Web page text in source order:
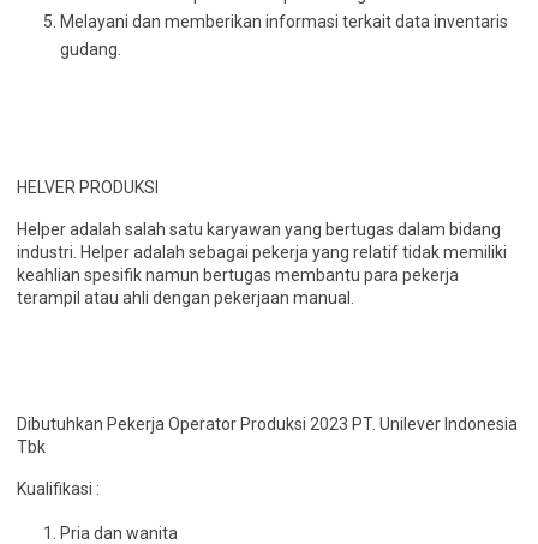
Melayani dan memberikan informasi terkait data inventaris
gudang.
HELVER PRODUKSI
Helper adalah salah satu karyawan yang bertugas dalam bidang
industri. Helper adalah sebagai pekerja yang relatif tidak memiliki
keahlian spesifik namun bertugas membantu para pekerja
terampil atau ahli dengan pekerjaan manual.
Dibutuhkan Pekerja Operator Produksi 2023 PT. Unilever Indonesia
Tbk
Kualifikasi :
Pria dan wanita